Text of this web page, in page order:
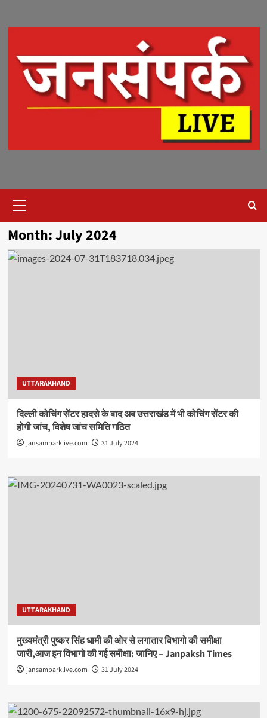
Menu
Month:July 2024
UTTARAKHAND
दिल्ली कोचिंग सेंटर हादसे के बाद अब उत्तराखंड में भी कोचिंग सेंटर की
होगी जांच, विशेष जांच समिति गठित
jansamparklive.com 31 July 2024
UTTARAKHAND
मुख्यमंत्री पुष्कर सिंह धामी की ओर से लगातार विभागो की समीक्षा
जारी,आज इन विभागो की गई समीक्षा: जानिए – Janpaksh Times
jansamparklive.com 31 July 2024